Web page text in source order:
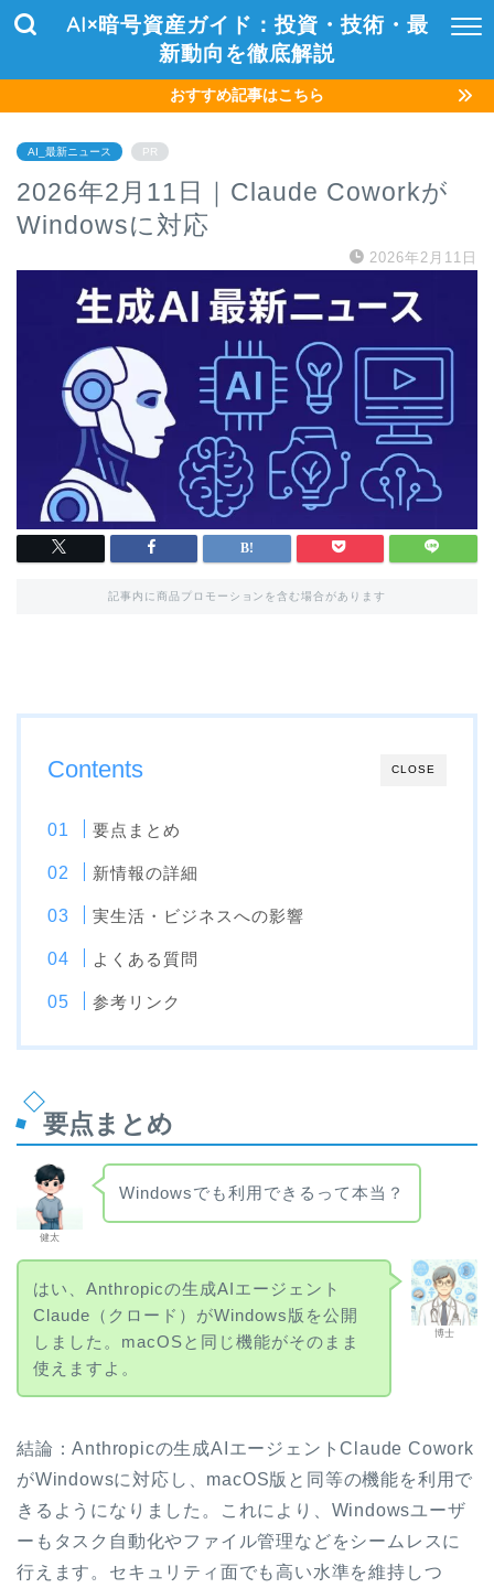
AI×暗号資産ガイド：投資・技術・最
新動向を徹底解説
おすすめ記事はこちら
AI_最新ニュース PR
2026年2月11日｜Claude Coworkが
Windowsに対応
2026年2月11日
記事内に商品プロモーションを含む場合があります
CLOSE
Contents
要点まとめ
新情報の詳細
実生活・ビジネスへの影響
よくある質問
参考リンク
要点まとめ
健太
Windowsでも利用できるって本当？
博士
はい、Anthropicの生成AIエージェント
Claude（クロード）がWindows版を公開
しました。macOSと同じ機能がそのまま
使えますよ。
結論：Anthropicの生成AIエージェントClaude Cowork
がWindowsに対応し、macOS版と同等の機能を利用で
きるようになりました。これにより、Windowsユーザ
ーもタスク自動化やファイル管理などをシームレスに
行えます。セキュリティ面でも高い水準を維持しつ